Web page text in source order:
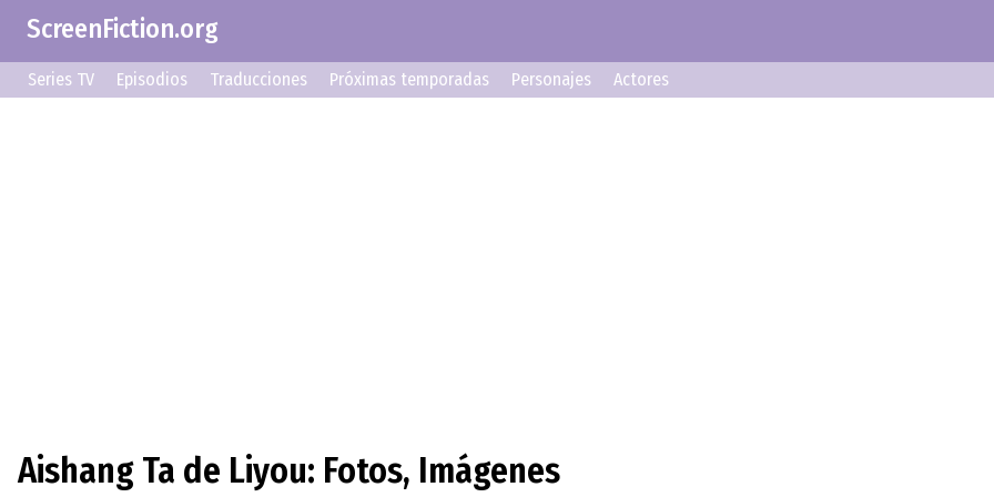
ScreenFiction.org
Series TV Episodios Traducciones Próximas temporadas Personajes Actores
Aishang Ta de Liyou: Fotos, Imágenes